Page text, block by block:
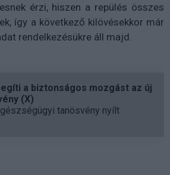
érzi, hiszen a repülés összes
így a következő kilövésekkor már
rendelkezésükre áll majd.
a biztonságos mozgást az új
(X)
tanösvény nyílt